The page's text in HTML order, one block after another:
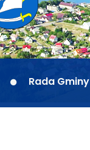
Rada Gminy